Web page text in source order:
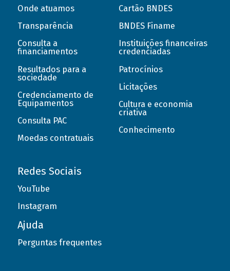
Onde atuamos
Transparência
Consulta a
financiamentos
Resultados para a
sociedade
Credenciamento de
Equipamentos
Consulta PAC
Moedas contratuais
Cartão BNDES
BNDES Finame
Instituições financeiras
credenciadas
Patrocínios
Licitações
Cultura e economia
criativa
Conhecimento
Redes Sociais
YouTube
Instagram
Ajuda
Perguntas frequentes